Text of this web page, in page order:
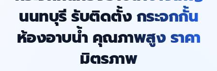
นนทบุรี รับติดตั้ง กระจกกั้น
ห้องอาบน้ำ คุณภาพสูง ราคา
มิตรภาพ